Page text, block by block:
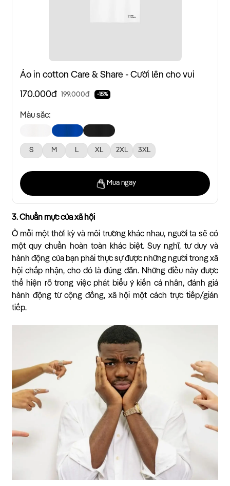
Áo in cotton Care & Share - Cười lên cho vui
170.000đ 199.000đ -15%
Màu sắc:
S M L XL 2XL 3XL
Mua ngay
3. Chuẩn mực của xã hội
Ở mỗi một thời kỳ và môi trường khác nhau, người ta sẽ có
một quy chuẩn hoàn toàn khác biệt. Suy nghĩ, tư duy và
hành động của bạn phải thực sự được những người trong xã
hội chấp nhận, cho đó là đúng đắn. Những điều này được
thể hiện rõ trong việc phát biểu ý kiến cá nhân, đánh giá
hành động từ cộng đồng, xã hội một cách trực tiếp/gián
tiếp.